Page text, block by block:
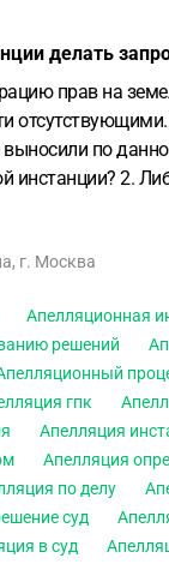
делать
прав на
отсутствующими.
по
инстанции? 2.
, г. Москва
Апелляционная
решений
гпк
Апелляция
Апелляция
по делу
суд
в суд